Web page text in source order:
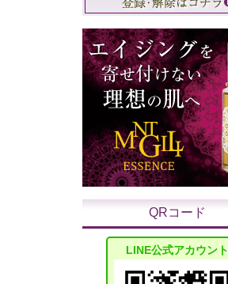
QRコード
LINE公式アカウント